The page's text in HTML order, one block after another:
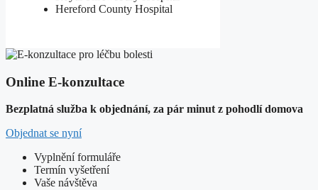
Hereford County Hospital
Online E-konzultace
Bezplatná služba k objednání, za pár minut z pohodlí domova
Objednat se nyní
Vyplnění formuláře
Termín vyšetření
Vaše návštěva